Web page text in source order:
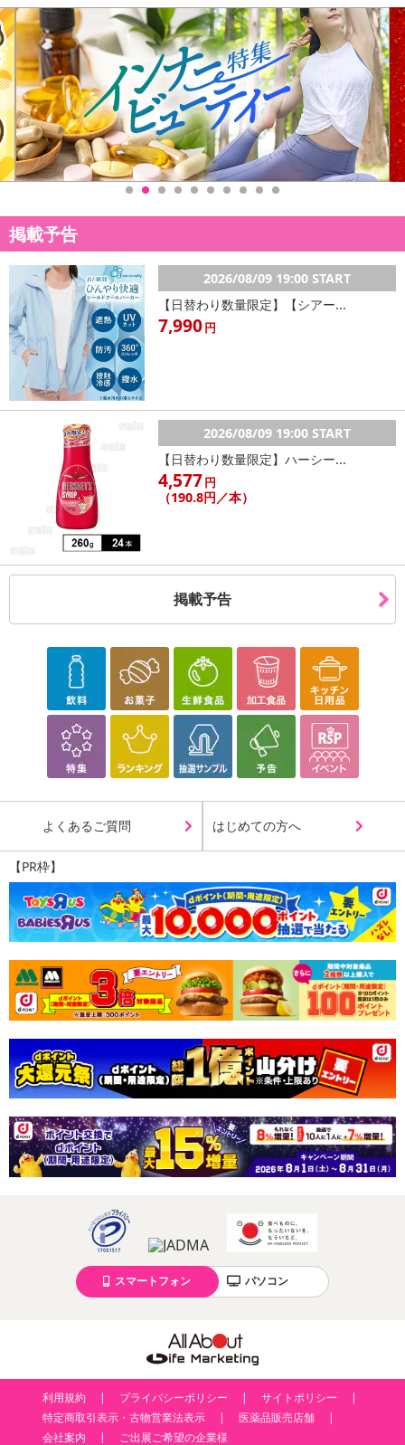
掲載予告
2026/08/09 19:00 START
【日替わり数量限定】【シアー...
7,990円
2026/08/09 19:00 START
【日替わり数量限定】ハーシー...
4,577円
（190.8円／本）
掲載予告
よくあるご質問 はじめての方へ
【PR枠】
スマートフォン パソコン
利用規約 プライバシーポリシー
サイトポリシー
特定商取引表示・古物営業法表示
医薬品販売店舗
会社案内
ご出展ご希望の企業様